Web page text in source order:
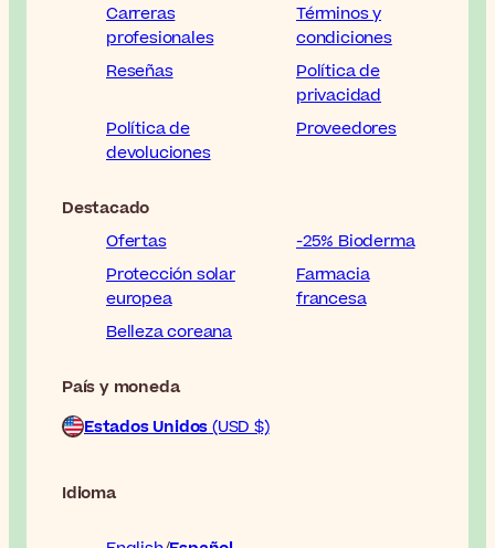
Carreras
profesionales
Términos y
condiciones
Reseñas
Política de
privacidad
Política de
devoluciones
Proveedores
Destacado
Ofertas
-25% Bioderma
Protección solar
europea
Farmacia
francesa
Belleza coreana
País y moneda
Estados Unidos(USD $)
Idioma